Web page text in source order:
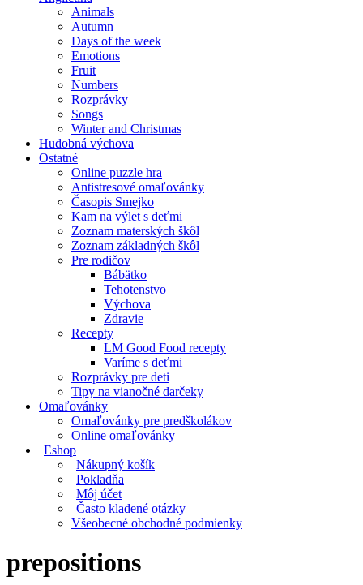
Animals
Autumn
Days of the week
Emotions
Fruit
Numbers
Rozprávky
Songs
Winter and Christmas
Hudobná výchova
Ostatné
Online puzzle hra
Antistresové omaľovánky
Časopis Smejko
Kam na výlet s deťmi
Zoznam materských škôl
Zoznam základných škôl
Pre rodičov
Bábätko
Tehotenstvo
Výchova
Zdravie
Recepty
LM Good Food recepty
Varíme s deťmi
Rozprávky pre deti
Tipy na vianočné darčeky
Omaľovánky
Omaľovánky pre predškolákov
Online omaľovánky
Eshop
Nákupný košík
Pokladňa
Môj účet
Často kladené otázky
Všeobecné obchodné podmienky
prepositions